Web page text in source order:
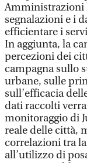
Amministrazioni
segnalazioni e i
efficientare i
In aggiunta, la
percezioni dei
campagna sullo
urbane, sulle
sull’efficacia
dati raccolti
monitoraggio di
reale delle città,
correlazioni tra
all’utilizzo di